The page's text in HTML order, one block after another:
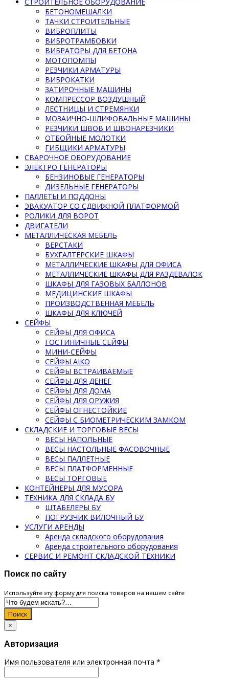
БЕТОНОМЕШАЛКИ
ТАЧКИ СТРОИТЕЛЬНЫЕ
ВИБРОПЛИТЫ
ВИБРОТРАМБОВКИ
ВИБРАТОРЫ ДЛЯ БЕТОНА
МОТОПОМПЫ
РЕЗЧИКИ АРМАТУРЫ
ВИБРОКАТКИ
ЗАТИРОЧНЫЕ МАШИНЫ
КОМПРЕССОР ВОЗДУШНЫЙ
ЛЕСТНИЦЫ И СТРЕМЯНКИ
МОЗАИЧНО-ШЛИФОВАЛЬНЫЕ МАШИНЫ
РЕЗЧИКИ ШВОВ И ШВОНАРЕЗЧИКИ
ОТБОЙНЫЕ МОЛОТКИ
ГИБЩИКИ АРМАТУРЫ
СВАРОЧНОЕ ОБОРУДОВАНИЕ
ЭЛЕКТРО ГЕНЕРАТОРЫ
БЕНЗИНОВЫЕ ГЕНЕРАТОРЫ
ДИЗЕЛЬНЫЕ ГЕНЕРАТОРЫ
ПАЛЛЕТЫ И ПОДДОНЫ
ЭВАКУАТОР СО СДВИЖНОЙ ПЛАТФОРМОЙ
РОЛИКИ ДЛЯ ВОРОТ
ДВИГАТЕЛИ
МЕТАЛЛИЧЕСКАЯ МЕБЕЛЬ
ВЕРСТАКИ
БУХГАЛТЕРСКИЕ ШКАФЫ
МЕТАЛЛИЧЕСКИЕ ШКАФЫ ДЛЯ ОФИСА
МЕТАЛЛИЧЕСКИЕ ШКАФЫ ДЛЯ РАЗДЕВАЛОК
ШКАФЫ ДЛЯ ГАЗОВЫХ БАЛЛОНОВ
МЕДИЦИНСКИЕ ШКАФЫ
ПРОИЗВОДСТВЕННАЯ МЕБЕЛЬ
ШКАФЫ ДЛЯ КЛЮЧЕЙ
СЕЙФЫ
СЕЙФЫ ДЛЯ ОФИСА
ГОСТИНИЧНЫЕ СЕЙФЫ
МИНИ-СЕЙФЫ
СЕЙФЫ AIKO
СЕЙФЫ ВСТРАИВАЕМЫЕ
СЕЙФЫ ДЛЯ ДЕНЕГ
СЕЙФЫ ДЛЯ ДОМА
СЕЙФЫ ДЛЯ ОРУЖИЯ
СЕЙФЫ ОГНЕСТОЙКИЕ
СЕЙФЫ С БИОМЕТРИЧЕСКИМ ЗАМКОМ
СКЛАДСКИЕ И ТОРГОВЫЕ ВЕСЫ
ВЕСЫ НАПОЛЬНЫЕ
ВЕСЫ НАСТОЛЬНЫЕ ФАСОВОЧНЫЕ
ВЕСЫ ПАЛЛЕТНЫЕ
ВЕСЫ ПЛАТФОРМЕННЫЕ
ВЕСЫ ТОРГОВЫЕ
КОНТЕЙНЕРЫ ДЛЯ МУСОРА
ТЕХНИКА ДЛЯ СКЛАДА БУ
ШТАБЕЛЕРЫ БУ
ПОГРУЗЧИК ВИЛОЧНЫЙ БУ
УСЛУГИ АРЕНДЫ
Аренда складского оборудования
Аренда строительного оборудования
СЕРВИС И РЕМОНТ СКЛАДСКОЙ ТЕХНИКИ
Поиск по сайту
Используйте эту форму для поиска товаров на нашем сайте
Поиск
×
Авторизация
Имя пользователя или электронная почта *